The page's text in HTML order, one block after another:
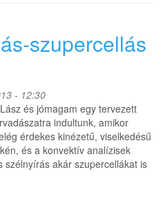
szupercellás
- 12:30
és jómagam egy tervezett
indultunk, amikor
érdekes kinézetű, viselkedésű
és a konvektív analízisek
akár szupercellákat is